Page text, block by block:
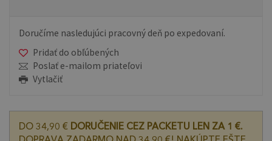
Doručíme nasledujúci pracovný deň po expedovaní.
Pridať do obľúbených
Poslať e-mailom priateľovi
Vytlačiť
DO 34,90 € DORUČENIE CEZ PACKETU LEN ZA 1 €.